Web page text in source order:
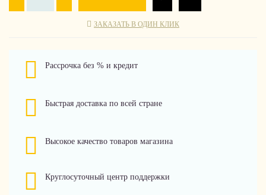
ЗАКАЗАТЬ В ОДИН КЛИК
Рассрочка без % и кредит
Быстрая доставка по всей стране
Высокое качество товаров магазина
Круглосуточный центр поддержки